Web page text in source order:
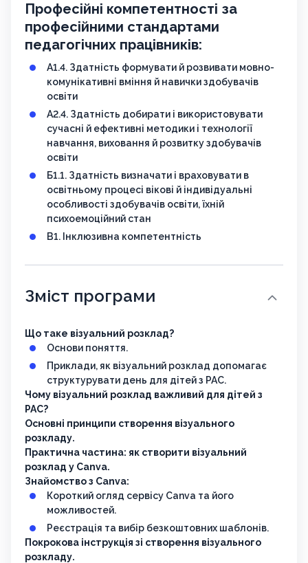
Професійні компетентності за
професійними стандартами
педагогічних працівників:
А1.4. Здатність формувати й розвивати мовно-
комунікативні вміння й навички здобувачів
освіти
А2.4. Здатність добирати і використовувати
сучасні й ефективні методики і технології
навчання, виховання й розвитку здобувачів
освіти
Б1.1. Здатність визначати і враховувати в
освітньому процесі вікові й індивідуальні
особливості здобувачів освіти, їхній
психоемоційний стан
В1. Інклюзивна компетентність
Зміст програми
Що таке візуальний розклад?
Основи поняття.
Приклади, як візуальний розклад допомагає
структурувати день для дітей з РАС.
Чому візуальний розклад важливий для дітей з
РАС?
Основні принципи створення візуального
розкладу.
Практична частина: як створити візуальний
розклад у Canva.
Знайомство з Canva:
Короткий огляд сервісу Canva та його
можливостей.
Реєстрація та вибір безкоштовних шаблонів.
Покрокова інструкція зі створення візуального
розкладу.